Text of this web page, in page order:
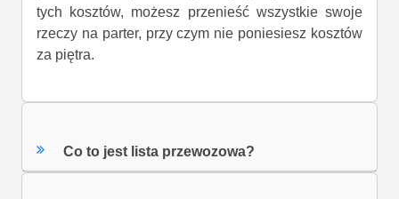
tych kosztów, możesz przenieść wszystkie swoje
rzeczy na parter, przy czym nie poniesiesz kosztów
za piętra.
Co to jest lista przewozowa?